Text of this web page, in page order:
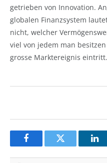
getrieben von Innovation.
globalen Finanzsystem
nicht, welcher
viel von jedem man
grosse Marktereignis eintritt.
FacebookTwitter